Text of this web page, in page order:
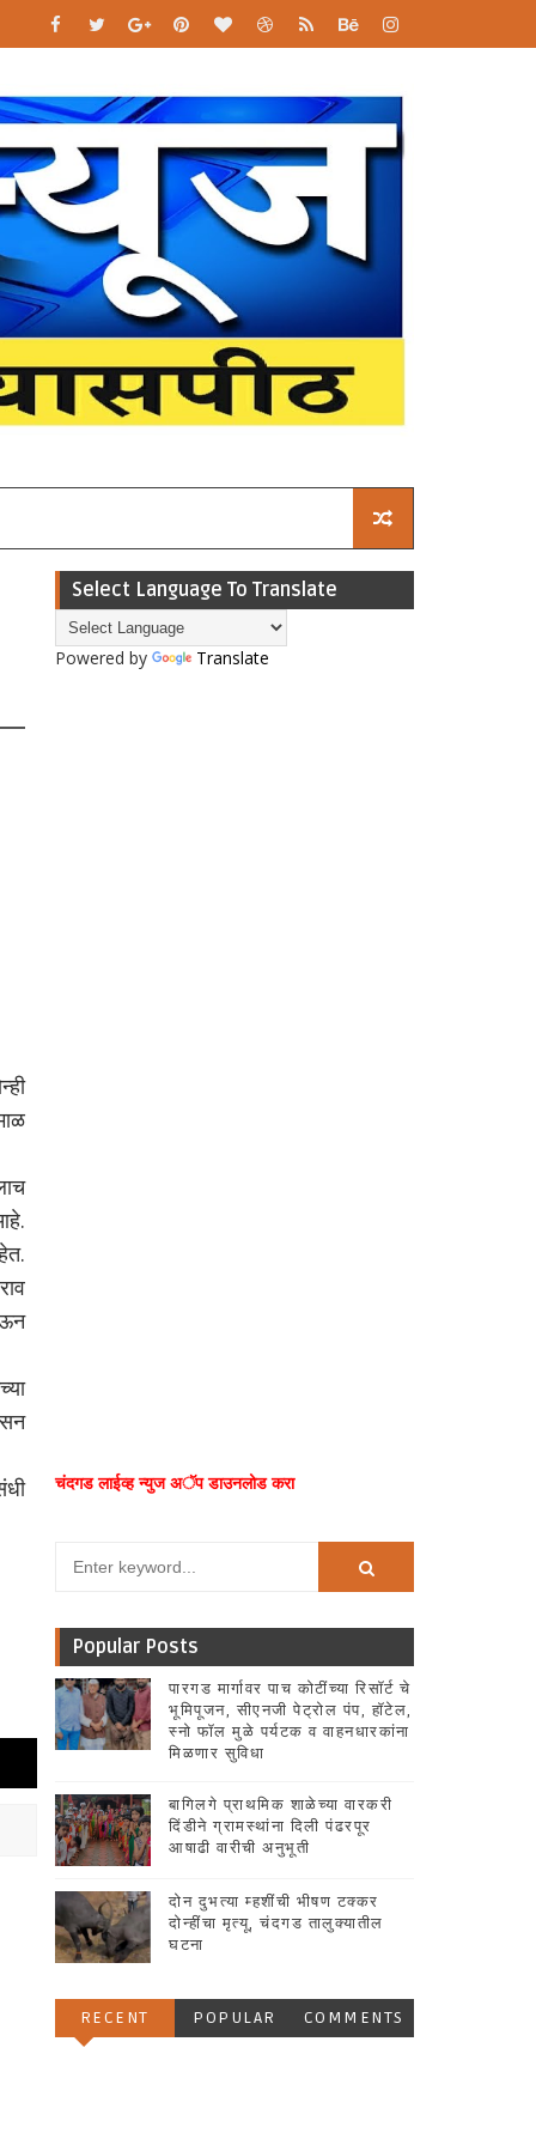
Select Language To Translate
Powered by Translate
चंदगड लाईव्ह न्युज अॅप डाउनलोड करा
Popular Posts
पारगड मार्गावर पाच कोटींच्या रिसॉर्ट चे
भूमिपूजन, सीएनजी पेट्रोल पंप, हॉटेल,
स्नो फॉल मुळे पर्यटक व वाहनधारकांना
मिळणार सुविधा
बागिलगे प्राथमिक शाळेच्या वारकरी
दिंडीने ग्रामस्थांना दिली पंढरपूर
आषाढी वारीची अनुभूती
दोन दुभत्या म्हशींची भीषण टक्कर
दोन्हींचा मृत्यू, चंदगड तालुक्यातील
घटना
RECENT POPULAR COMMENTS